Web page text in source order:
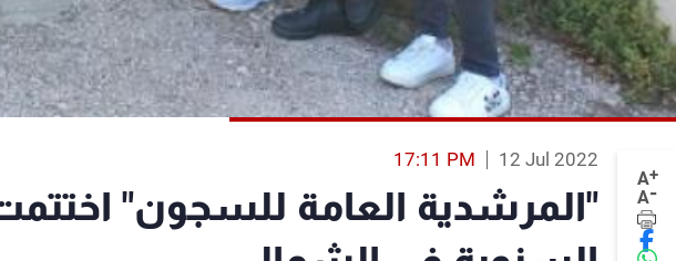
A+
A-
12 Jul 2022
17:11 PM
"المرشدية العامة للسجون"